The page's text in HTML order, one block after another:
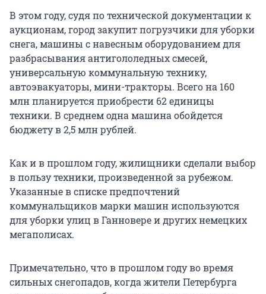
В этом году, судя по технической документации к
аукционам, город закупит погрузчики для уборки
снега, машины с навесным оборудованием для
разбрасывания антигололедных смесей,
универсальную коммунальную технику,
автоэвакуаторы, мини-тракторы. Всего на 160
млн планируется приобрести 62 единицы
техники. В среднем одна машина обойдется
бюджету в 2,5 млн рублей.
Как и в прошлом году, жилищники сделали выбор
в пользу техники, произведенной за рубежом.
Указанные в списке предпочтений
коммунальщиков марки машин используются
для уборки улиц в Ганновере и других немецких
мегаполисах.
Примечательно, что в прошлом году во время
сильных снегопадов, когда жители Петербурга